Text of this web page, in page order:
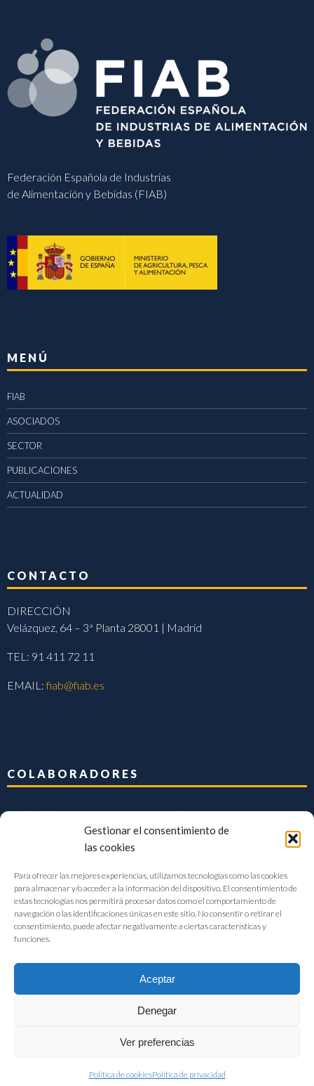
Gestionar el consentimiento de
las cookies
Para ofrecer las mejores experiencias, utilizamos tecnologías como las cookies
para almacenar y/o acceder a la información del dispositivo. El consentimiento de
estas tecnologías nos permitirá procesar datos como el comportamiento de
navegación o las identificaciones únicas en este sitio. No consentir o retirar el
consentimiento, puede afectar negativamente a ciertas características y
funciones.
Aceptar
Denegar
Ver preferencias
Política de cookiesPolítica de privacidad
Federación Española de Industrias
de Alimentación y Bebidas (FIAB)
MENÚ
FIAB
ASOCIADOS
SECTOR
PUBLICACIONES
ACTUALIDAD
CONTACTO
DIRECCIÓN
Velázquez, 64 – 3ª Planta 28001 | Madrid
TEL: 91 411 72 11
EMAIL:fiab@fiab.es
COLABORADORES
FIAB Federación Española de Industrias de la Alimentación y Bebidas